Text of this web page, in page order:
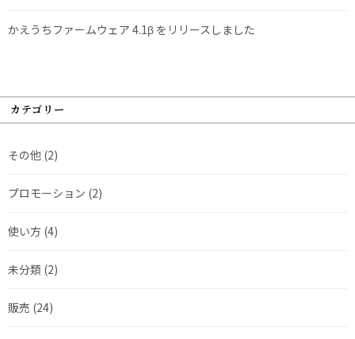
かえうちファームウェア 4.1β をリリースしました
カテゴリー
その他 (2)
プロモーション (2)
使い方 (4)
未分類 (2)
販売 (24)